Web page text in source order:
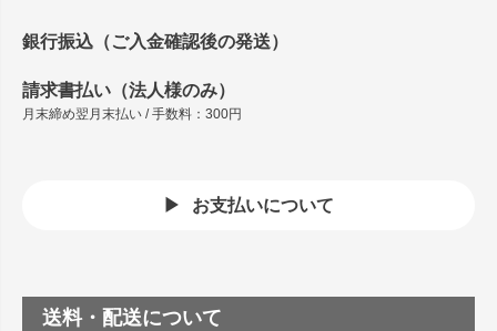
銀行振込（ご入金確認後の発送）
請求書払い（法人様のみ）
月末締め翌月末払い / 手数料：300円
お支払いについて
送料・配送について